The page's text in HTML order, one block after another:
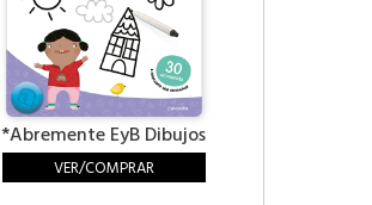
*Abremente EyB Dibujos
VER/COMPRAR